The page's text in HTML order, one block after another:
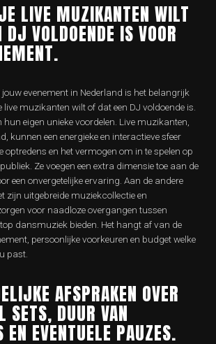
LIVE MUZIKANTEN WILT
DJ VOLDOENDE IS VOOR
evenement in Nederland is het belangrijk
live muzikanten wilt of dat een DJ voldoende is.
hun eigen unieke voordelen. Live muzikanten,
kunnen een energieke en interactieve sfeer
optredens en het vermogen om in te spelen op
Ze voegen een extra dimensie toe aan de
een onvergetelijke ervaring. Aan de andere
zijn uitgebreide muziekcollectie en
voor naadloze overgangen tussen
dansmuziek bieden. Het hangt af van de
persoonlijke voorkeuren en budget welke
past.
AFSPRAKEN OVER
SETS, DUUR VAN
EN EVENTUELE PAUZES.